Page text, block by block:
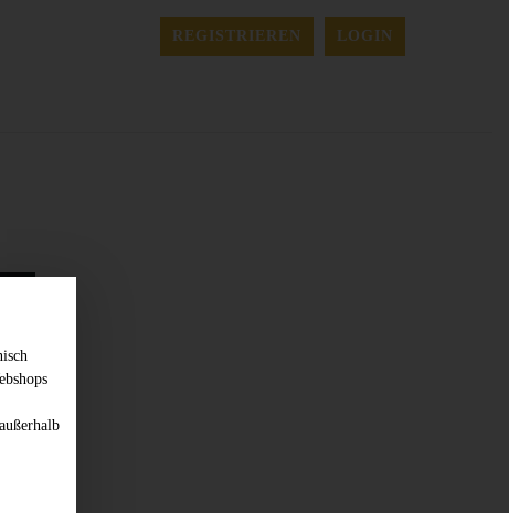
REGISTRIEREN LOGIN